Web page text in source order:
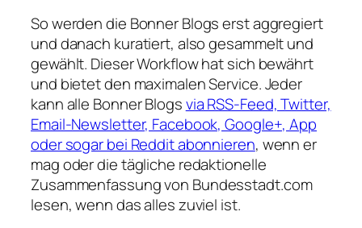
So werden die Bonner Blogs erst aggregiert
und danach kuratiert, also gesammelt und
gewählt. Dieser Workflow hat sich bewährt
und bietet den maximalen Service. Jeder
kann alle Bonner Blogsvia RSS-Feed, Twitter,
Email-Newsletter, Facebook, Google+, App
oder sogar bei Reddit abonnieren, wenn er
mag oder die tägliche redaktionelle
Zusammenfassung von Bundesstadt.com
lesen, wenn das alles zuviel ist.